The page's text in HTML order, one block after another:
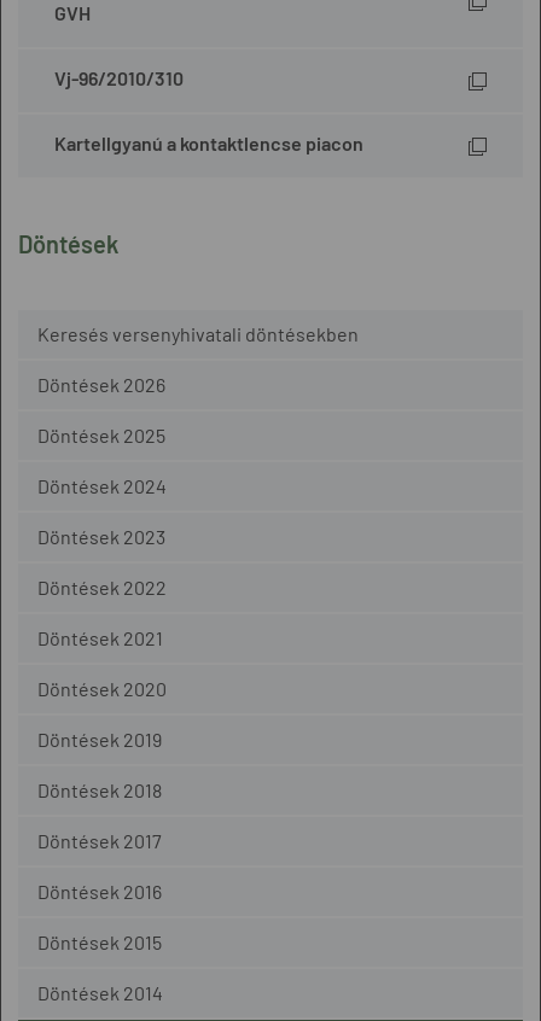
Döntések
Keresés versenyhivatali döntésekben
Döntések 2026
Döntések 2025
Döntések 2024
Döntések 2023
Döntések 2022
Döntések 2021
Döntések 2020
Döntések 2019
Döntések 2018
Döntések 2017
Döntések 2016
Döntések 2015
Döntések 2014
GVH
Vj-96/2010/310
Kartellgyanú a kontaktlencse piacon